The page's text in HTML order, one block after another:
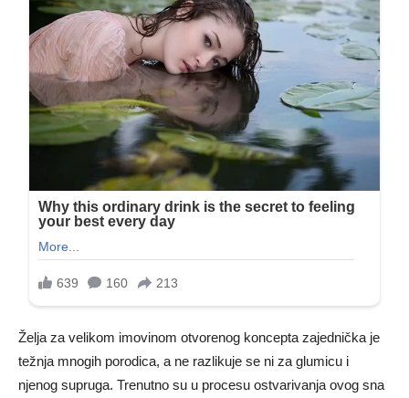
Želja za velikom imovinom otvorenog koncepta zajednička je
težnja mnogih porodica, a ne razlikuje se ni za glumicu i
njenog supruga. Trenutno su u procesu ostvarivanja ovog sna